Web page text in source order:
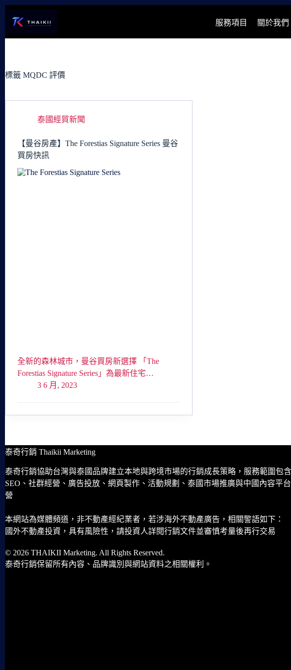
容
服務項目 關於我們
標籤 MQDC 評價
泰國經貿新聞
【曼谷房產】The Forestias Signature Series 曼谷
買房快訊
全新的森林城市，曼谷買房新選擇 「The
Forestias Signature Series」為最新住宅…
3 6 月, 2023
泰奇行銷 Thaikii Marketing
泰奇行銷協助台灣與泰國品牌建立本地與跨境市場的行銷成長策略，服務範圍包含
SEO、社群經營、廣告投放、網頁製作、活動規劃、泰國市場推廣與中國內容平
營
本網站為媒體頻道，非不動產經紀業者，若涉海外不動產廣告，相關警語如下：
國外不動產投資，具有風險性，請投資人詳閱行銷文件並審慎考量後再行交易
© 2026 THAIKII Marketing. All Rights Reserved.
泰奇行銷保留所有內容、品牌識別與網站資料之相關權利。